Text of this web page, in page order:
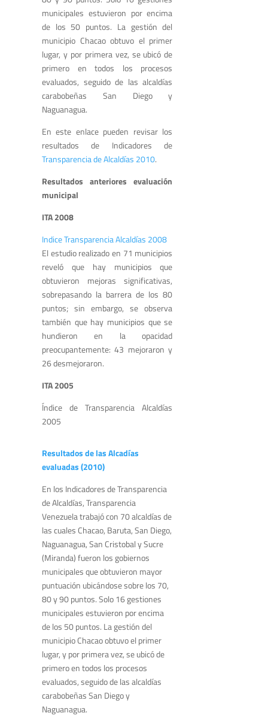
municipales estuvieron por encima
de los 50 puntos. La gestión del
municipio Chacao obtuvo el primer
lugar, y por primera vez, se ubicó de
primero en todos los procesos
evaluados, seguido de las alcaldías
carabobeñas San Diego y
Naguanagua.
En este enlace pueden revisar los
resultados de Indicadores de
Transparencia de Alcaldías 2010.
Resultados anteriores evaluación
municipal
ITA 2008
Indice Transparencia Alcaldías 2008
El estudio realizado en 71 municipios
reveló que hay municipios que
obtuvieron mejoras significativas,
sobrepasando la barrera de los 80
puntos; sin embargo, se observa
también que hay municipios que se
hundieron en la opacidad
preocupantemente: 43 mejoraron y
26 desmejoraron.
ITA 2005
Índice de Transparencia Alcaldías
2005
Resultados de las Alcadías
evaluadas (2010)
En los Indicadores de Transparencia
de Alcaldías, Transparencia
Venezuela trabajó con 70 alcaldías de
las cuales Chacao, Baruta, San Diego,
Naguanagua, San Cristobal y Sucre
(Miranda) fueron los gobiernos
municipales que obtuvieron mayor
puntuación ubicándose sobre los 70,
80 y 90 puntos. Solo 16 gestiones
municipales estuvieron por encima
de los 50 puntos. La gestión del
municipio Chacao obtuvo el primer
lugar, y por primera vez, se ubicó de
primero en todos los procesos
evaluados, seguido de las alcaldías
carabobeñas San Diego y
Naguanagua.